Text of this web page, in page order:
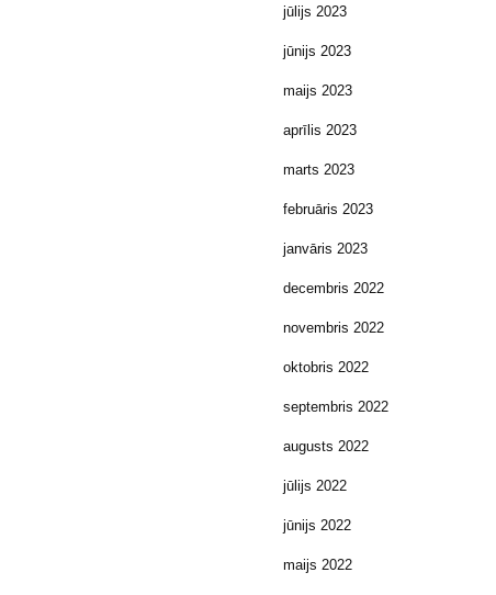
jūlijs 2023
jūnijs 2023
maijs 2023
aprīlis 2023
marts 2023
februāris 2023
janvāris 2023
decembris 2022
novembris 2022
oktobris 2022
septembris 2022
augusts 2022
jūlijs 2022
jūnijs 2022
maijs 2022